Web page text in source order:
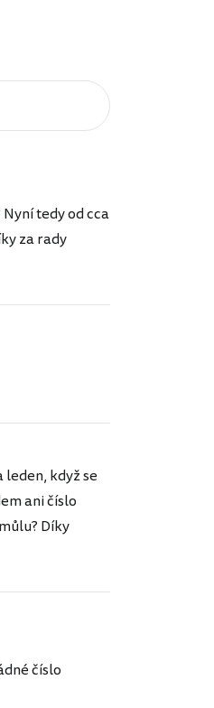
tedy od cca
za rady
když se
ani číslo
Díky
číslo